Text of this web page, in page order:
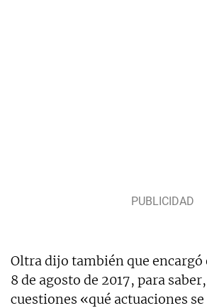
Oltra dijo también que encargó
8 de agosto de 2017, para
cuestiones «qué actuaciones